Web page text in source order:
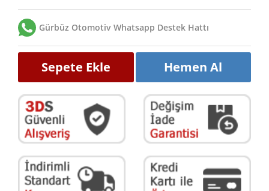
Gürbüz Otomotiv Whatsapp Destek Hattı
Sepete Ekle Hemen Al